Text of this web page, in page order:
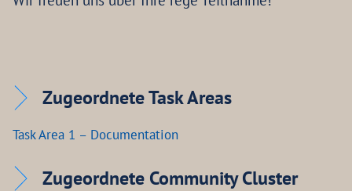
Zugeordnete Task Areas
Task Area 1 – Documentation
Zugeordnete Community Cluster